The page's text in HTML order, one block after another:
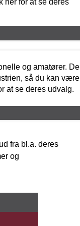
og amatører. De
så du kan være
at se deres udvalg.
fra bl.a. deres
og